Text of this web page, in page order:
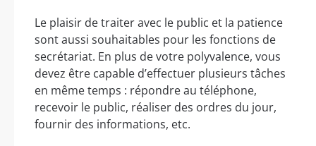
Le plaisir de traiter avec le public et la patience
sont aussi souhaitables pour les fonctions de
secrétariat. En plus de votre polyvalence, vous
devez être capable d’effectuer plusieurs tâches
en même temps : répondre au téléphone,
recevoir le public, réaliser des ordres du jour,
fournir des informations, etc.